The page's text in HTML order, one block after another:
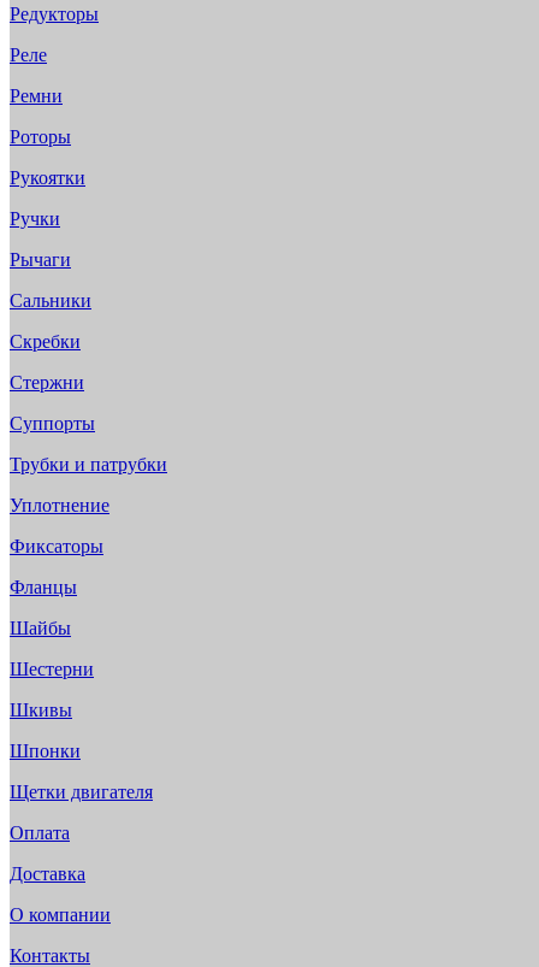
Редукторы
Реле
Ремни
Роторы
Рукоятки
Ручки
Рычаги
Сальники
Скребки
Стержни
Суппорты
Трубки и патрубки
Уплотнение
Фиксаторы
Фланцы
Шайбы
Шестерни
Шкивы
Шпонки
Щетки двигателя
Оплата
Доставка
О компании
Контакты